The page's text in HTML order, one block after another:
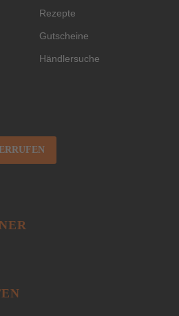
Rezepte
Gutscheine
Händlersuche